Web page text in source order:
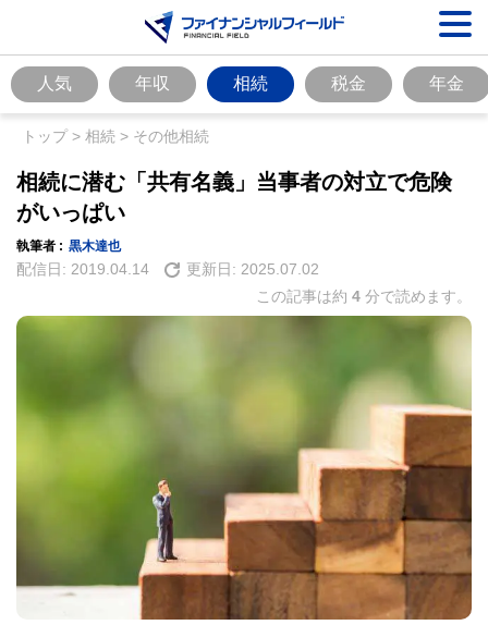
人気 年収 相続 税金 年金
トップ> 相続 > その他相続
相続に潜む「共有名義」当事者の対立で危険
がいっぱい
執筆者 : 黒木達也
配信日: 2019.04.14 更新日: 2025.07.02
この記事は約 4 分で読めます。